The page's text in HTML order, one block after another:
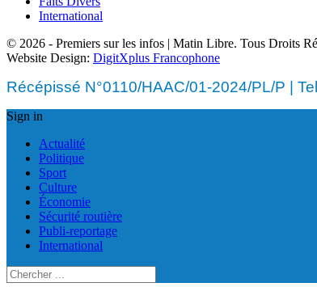
International
© 2026 - Premiers sur les infos | Matin Libre. Tous Droits
Website Design: DigitXplus Francophone
Récépissé N°0110/HAAC/01-2024/PL/P |
Sign in
Actualité
Politique
Sport
Culture
Économie
Sécurité routière
Publi-reportage
International